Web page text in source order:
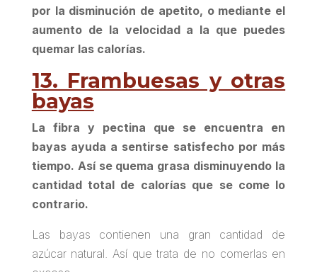
por la disminución de apetito, o mediante el
aumento de la velocidad a la que puedes
quemar las calorías.
13. Frambuesas y otras
bayas
La fibra y pectina que se encuentra en
bayas ayuda a sentirse satisfecho por más
tiempo. Así se quema grasa disminuyendo la
cantidad total de calorías que se come lo
contrario.
Las bayas contienen una gran cantidad de
azúcar natural. Así que trata de no comerlas en